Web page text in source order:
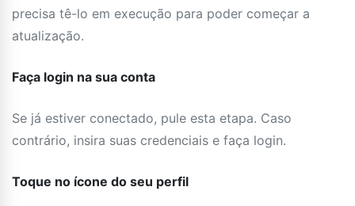
precisa tê-lo em execução para poder começar a
atualização.
Faça login na sua conta
Se já estiver conectado, pule esta etapa. Caso
contrário, insira suas credenciais e faça login.
Toque no ícone do seu perfil